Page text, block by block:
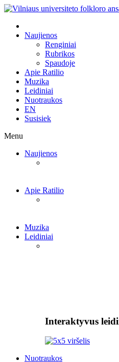
Naujienos
Renginiai
Rubrikos
Spaudoje
Apie Ratilio
Muzika
Leidiniai
Nuotraukos
EN
Susisiek
Menu
Naujienos
Apie Ratilio
Muzika
Leidiniai
Interaktyvus
Nuotraukos